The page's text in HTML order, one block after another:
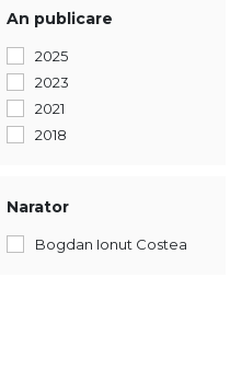
An publicare
2025
2023
2021
2018
Narator
Bogdan Ionut Costea